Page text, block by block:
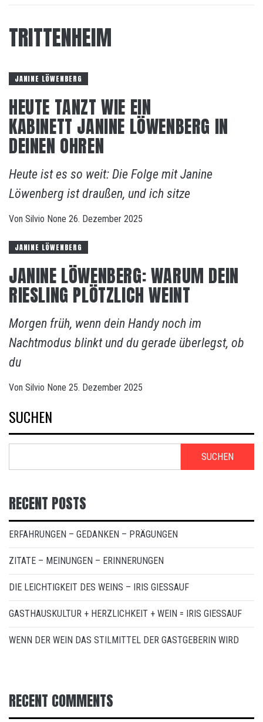
TRITTENHEIM
JANINE LÖWENBERG
HEUTE TANZT WIE EIN
KABINETT JANINE LÖWENBERG IN
DEINEN OHREN
Heute ist es so weit: Die Folge mit Janine
Löwenberg ist draußen, und ich sitze
Von Silvio None 26. Dezember 2025
JANINE LÖWENBERG
JANINE LÖWENBERG: WARUM DEIN
RIESLING PLÖTZLICH WEINT
Morgen früh, wenn dein Handy noch im
Nachtmodus blinkt und du gerade überlegst, ob
du
Von Silvio None 25. Dezember 2025
SUCHEN
SUCHEN
RECENT POSTS
ERFAHRUNGEN – GEDANKEN – PRÄGUNGEN
ZITATE – MEINUNGEN – ERINNERUNGEN
DIE LEICHTIGKEIT DES WEINS – IRIS GIESSAUF
GASTHAUSKULTUR + HERZLICHKEIT + WEIN = IRIS GIESSAUF
WENN DER WEIN DAS STILMITTEL DER GASTGEBERIN WIRD
RECENT COMMENTS